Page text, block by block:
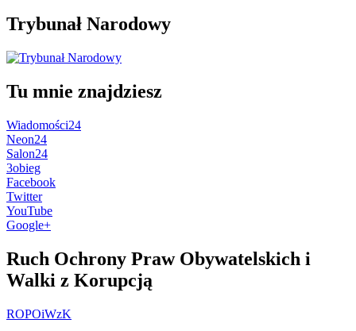
Trybunał Narodowy
Tu mnie znajdziesz
Wiadomości24
Neon24
Salon24
3obieg
Facebook
Twitter
YouTube
Google+
Ruch Ochrony Praw Obywatelskich i
Walki z Korupcją
ROPOiWzK